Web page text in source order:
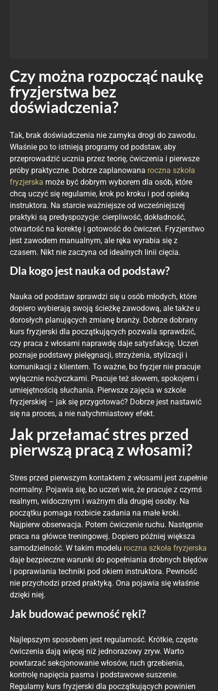
Czy można rozpocząć naukę
fryzjerstwa bez
doświadczenia?
Tak, brak doświadczenia nie zamyka drogi do zawodu.
Właśnie po to istnieją programy od podstaw, aby
przeprowadzić ucznia przez teorię, ćwiczenia i pierwsze
próby praktyczne. Dobrze zaplanowana roczna szkoła
fryzjerska może być dobrym wyborem dla osób, które
chcą uczyć się regularnie, krok po kroku i pod opieką
instruktora. Na starcie ważniejsze od wcześniejszej
praktyki są predyspozycje: cierpliwość, dokładność,
otwartość na korektę i gotowość do ćwiczeń. Fryzjerstwo
jest zawodem manualnym, ale ręka wyrabia się z
czasem. Nikt nie zaczyna od idealnych linii cięcia.
Dla kogo jest nauka od podstaw?
Nauka od podstaw sprawdzi się u osób młodych, które
dopiero wybierają swoją ścieżkę zawodową, ale także u
dorosłych planujących zmianę branży. Dobrze dobrany
kurs fryzjerski dla początkujących pozwala sprawdzić,
czy praca z włosami naprawdę daje satysfakcję. Uczeń
poznaje podstawy pielęgnacji, strzyżenia, stylizacji i
komunikacji z klientem. To ważne, bo fryzjer nie pracuje
wyłącznie nożyczkami. Pracuje też słowem, spokojem i
umiejętnością słuchania. Pierwsze zajęcia w szkole
fryzjerskiej – jak się przygotować? Dobrze jest nastawić
się na proces, a nie natychmiastowy efekt.
Jak przełamać stres przed
pierwszą pracą z włosami?
Stres przed pierwszym kontaktem z włosami jest zupełnie
normalny. Pojawia się, bo uczeń wie, że pracuje z czymś
realnym, widocznym i ważnym dla drugiej osoby. Na
początku pomaga rozbicie zadania na małe kroki.
Najpierw obserwacja. Potem ćwiczenie ruchu. Następnie
praca na główce treningowej. Dopiero później większa
samodzielność. W takim modelu roczna szkoła fryzjerska
daje bezpieczne warunki do popełniania drobnych błędów
i poprawiania techniki pod okiem instruktora. Pewność
nie przychodzi przed praktyką. Ona pojawia się właśnie
dzięki niej.
Jak budować pewność ręki?
Najlepszym sposobem jest regularność. Krótkie, częste
ćwiczenia dają więcej niż jednorazowy zryw. Warto
powtarzać sekcjonowanie włosów, ruch grzebienia,
kontrolę napięcia pasma i podstawowe suszenie.
Regularny kurs fryzjerski dla początkujących powinien